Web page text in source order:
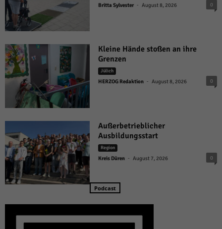
Britta Sylvester - August 8, 2026 0
Kleine Hände stoßen an ihre
Grenzen
Jülich
HERZOG Redaktion - August 8, 2026 0
Außerbetrieblicher
Ausbildungsstart
Region
Kreis Düren - August 7, 2026 0
Podcast